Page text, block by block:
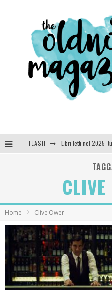
FLASH
SEE YOU AT 5 |
CLIVE
Home Clive Owen